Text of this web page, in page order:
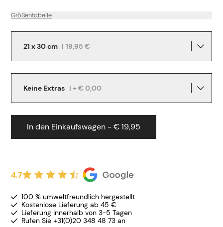
Größentabelle
21 x 30 cm | 19,95 €
Keine Extras | + € 0,00
In den Einkaufswagen - € 19,95
4.7
100 % umweltfreundlich hergestellt
Kostenlose Lieferung ab 45 €
Lieferung innerhalb von 3-5 Tagen
Rufen Sie +31(0)20 348 48 73 an